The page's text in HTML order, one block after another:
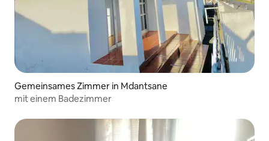
Gemeinsames Zimmer in Mdantsane
mit einem Badezimmer